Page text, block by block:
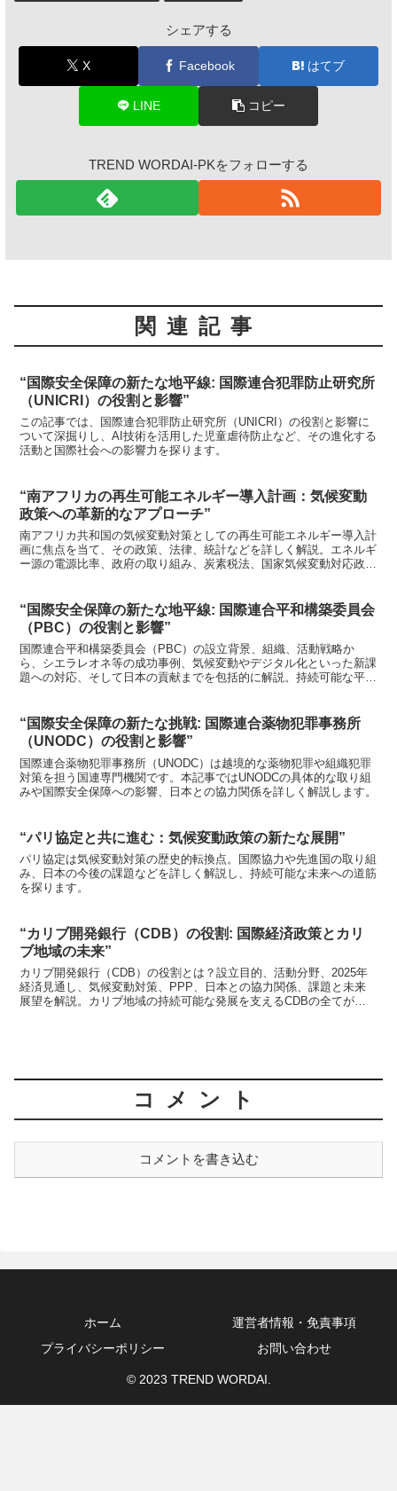
シェアする
X Facebook はてブ
LINE コピー
TREND WORDAI-PKをフォローする
関連記事
“国際安全保障の新たな地平線: 国際連合犯罪防止研究所
（UNICRI）の役割と影響”
この記事では、国際連合犯罪防止研究所（UNICRI）の役割と影響に
ついて深掘りし、AI技術を活用した児童虐待防止など、その進化する
活動と国際社会への影響力を探ります。
“南アフリカの再生可能エネルギー導入計画：気候変動
政策への革新的なアプローチ”
南アフリカ共和国の気候変動対策としての再生可能エネルギー導入計
画に焦点を当て、その政策、法律、統計などを詳しく解説。エネルギ
ー源の電源比率、政府の取り組み、炭素税法、国家気候変動対応政策
“国際安全保障の新たな地平線: 国際連合平和構築委員会
（PBC）の役割と影響”
国際連合平和構築委員会（PBC）の設立背景、組織、活動戦略か
ら、シエラレオネ等の成功事例、気候変動やデジタル化といった新課
題への対応、そして日本の貢献までを包括的に解説。持続可能な平和
“国際安全保障の新たな挑戦: 国際連合薬物犯罪事務所
（UNODC）の役割と影響”
国際連合薬物犯罪事務所（UNODC）は越境的な薬物犯罪や組織犯罪
対策を担う国連専門機関です。本記事ではUNODCの具体的な取り組
みや国際安全保障への影響、日本との協力関係を詳しく解説します。
“パリ協定と共に進む：気候変動政策の新たな展開”
パリ協定は気候変動対策の歴史的転換点。国際協力や先進国の取り組
み、日本の今後の課題などを詳しく解説し、持続可能な未来への道筋
を探ります。
“カリブ開発銀行（CDB）の役割: 国際経済政策とカリ
ブ地域の未来”
カリブ開発銀行（CDB）の役割とは？設立目的、活動分野、2025年
経済見通し、気候変動対策、PPP、日本との協力関係、課題と未来
展望を解説。カリブ地域の持続可能な発展を支えるCDBの全てがわ
コメント
コメントを書き込む
ホーム
運営者情報・免責事項
プライバシーポリシー
お問い合わせ
© 2023 TREND WORDAI.